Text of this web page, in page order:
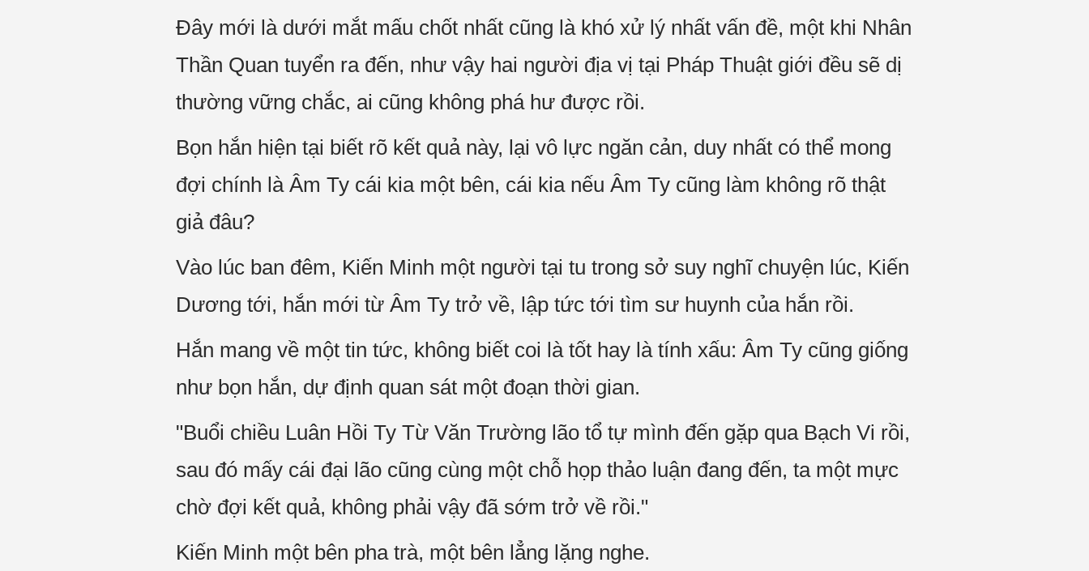
Đây mới là dưới mắt mấu chốt nhất cũng là khó xử lý nhất vấn đề, một khi Nhân
Thần Quan tuyển ra đến, như vậy hai người địa vị tại Pháp Thuật giới đều sẽ dị
thường vững chắc, ai cũng không phá hư được rồi.
Bọn hắn hiện tại biết rõ kết quả này, lại vô lực ngăn cản, duy nhất có thể mong
đợi chính là Âm Ty cái kia một bên, cái kia nếu Âm Ty cũng làm không rõ thật
giả đâu?
Vào lúc ban đêm, Kiến Minh một người tại tu trong sở suy nghĩ chuyện lúc, Kiến
Dương tới, hắn mới từ Âm Ty trở về, lập tức tới tìm sư huynh của hắn rồi.
Hắn mang về một tin tức, không biết coi là tốt hay là tính xấu: Âm Ty cũng giống
như bọn hắn, dự định quan sát một đoạn thời gian.
"Buổi chiều Luân Hồi Ty Từ Văn Trường lão tổ tự mình đến gặp qua Bạch Vi rồi,
sau đó mấy cái đại lão cũng cùng một chỗ họp thảo luận đang đến, ta một mực
chờ đợi kết quả, không phải vậy đã sớm trở về rồi."
Kiến Minh một bên pha trà, một bên lẳng lặng nghe.